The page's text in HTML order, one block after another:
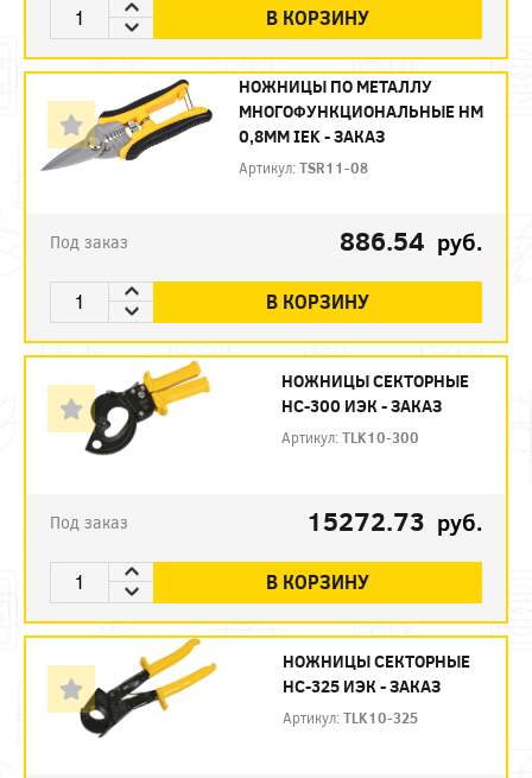
В КОРЗИНУ
НОЖНИЦЫ ПО МЕТАЛЛУ
МНОГОФУНКЦИОНАЛЬНЫЕ НМ
0,8ММ IEK - ЗАКАЗ
Артикул:TSR11-08
Под заказ 886.54 руб.
В КОРЗИНУ
НОЖНИЦЫ СЕКТОРНЫЕ
НС-300 ИЭК - ЗАКАЗ
Артикул:TLK10-300
Под заказ 15272.73 руб.
В КОРЗИНУ
НОЖНИЦЫ СЕКТОРНЫЕ
НС-325 ИЭК - ЗАКАЗ
Артикул:TLK10-325